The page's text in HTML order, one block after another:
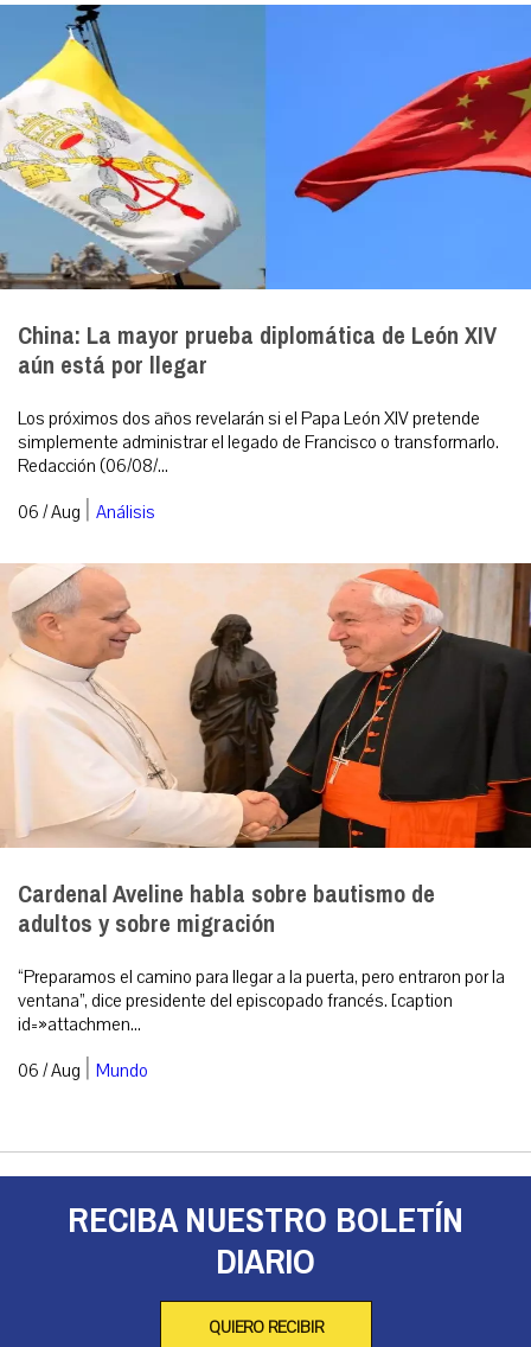
China: La mayor prueba diplomática de León XIV
aún está por llegar
Los próximos dos años revelarán si el Papa León XIV pretende
simplemente administrar el legado de Francisco o transformarlo.
Redacción (06/08/...
06 / Aug | Análisis
Cardenal Aveline habla sobre bautismo de
adultos y sobre migración
“Preparamos el camino para llegar a la puerta, pero entraron por la
ventana”, dice presidente del episcopado francés. [caption
id=»attachmen...
06 / Aug | Mundo
RECIBA NUESTRO BOLETÍN
DIARIO
QUIERO RECIBIR